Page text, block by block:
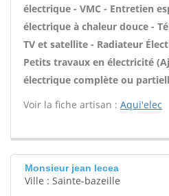
électrique - VMC - Entretien
électrique à chaleur douce -
TV et satellite - Radiateur
Petits travaux en électricité
électrique complète ou
Voir la fiche artisan : Aqui'elec
Monsieur jean lecea
Ville : Sainte-bazeille